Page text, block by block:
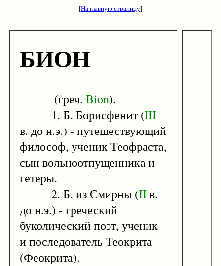
[На главную страницу]
БИОН
(греч. Bion).
1. Б. Борисфенит (III
в. до н.э.) - путешествующий
философ, ученик Теофраста,
сын вольноотпущенника и
гетеры.
2. Б. из Смирны (IIв.
до н.э.) - греческий
буколический поэт, ученик
и последователь Теокрита
(Феокрита).